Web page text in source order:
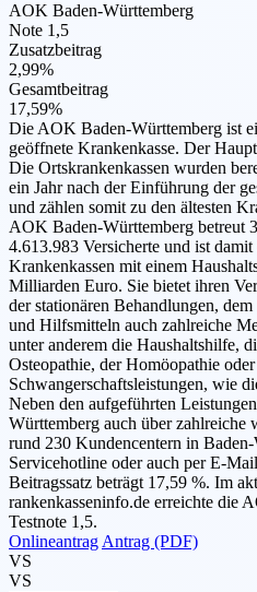
AOK Baden-Württemberg
Note 1,5
Zusatzbeitrag
2,99%
Gesamtbeitrag
17,59%
Die AOK Baden-Württemberg ist
geöffnete Krankenkasse. Der
Die Ortskrankenkassen wurden
ein Jahr nach der Einführung der
und zählen somit zu den ältesten
AOK Baden-Württemberg betreut
4.613.983 Versicherte und ist
Krankenkassen mit einem
Milliarden Euro. Sie bietet ihren
der stationären Behandlungen,
und Hilfsmitteln auch zahlreiche
unter anderem die Haushaltshilfe,
Osteopathie, der Homöopathie oder
Schwangerschaftsleistungen, wie
Neben den aufgeführten
Württemberg auch über zahlreiche
rund 230 Kundencentern in
Servicehotline oder auch per E-
Beitragssatz beträgt 17,59 %. Im
rankenkasseninfo.de erreichte die
Testnote 1,5.
Onlineantrag Antrag (PDF)
VS
VS